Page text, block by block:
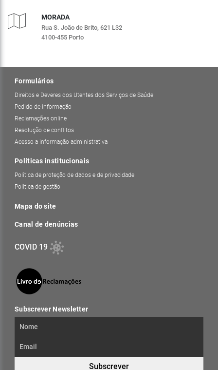
MORADA
Rua S. João de Brito, 621 L32
4100-455 Porto
Formulários
Direitos e Deveres dos Utentes dos Serviços de Saúde
Pedido de informação
Reclamações online
Resolução de conflitos
Acesso a informação administrativa
Políticas institucionais
Política de proteção de dados e de privacidade
Política de gestão
Mapa do site
Canal de denúncias
COVID 19
Subscrever Newsletter
Subscrever